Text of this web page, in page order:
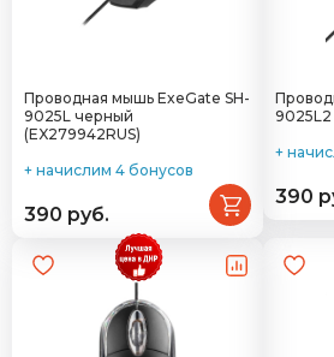
Проводная мышь ExeGate SH-
9025L черный
(EX279942RUS)
+ начислим 4 бонусов
390 руб.
+
390